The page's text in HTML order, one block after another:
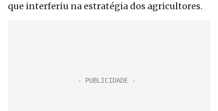
que interferiu na estratégia dos agricultores.